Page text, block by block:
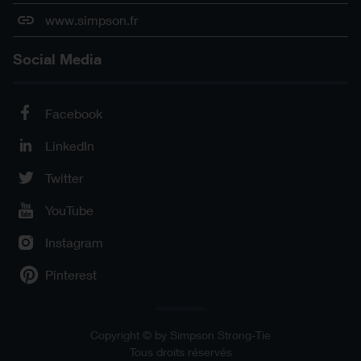
www.simpson.fr
Social Media
Facebook
LinkedIn
Twitter
YouTube
Instagram
Pinterest
Copyright © by Simpson Strong-Tie
Tous droits réservés